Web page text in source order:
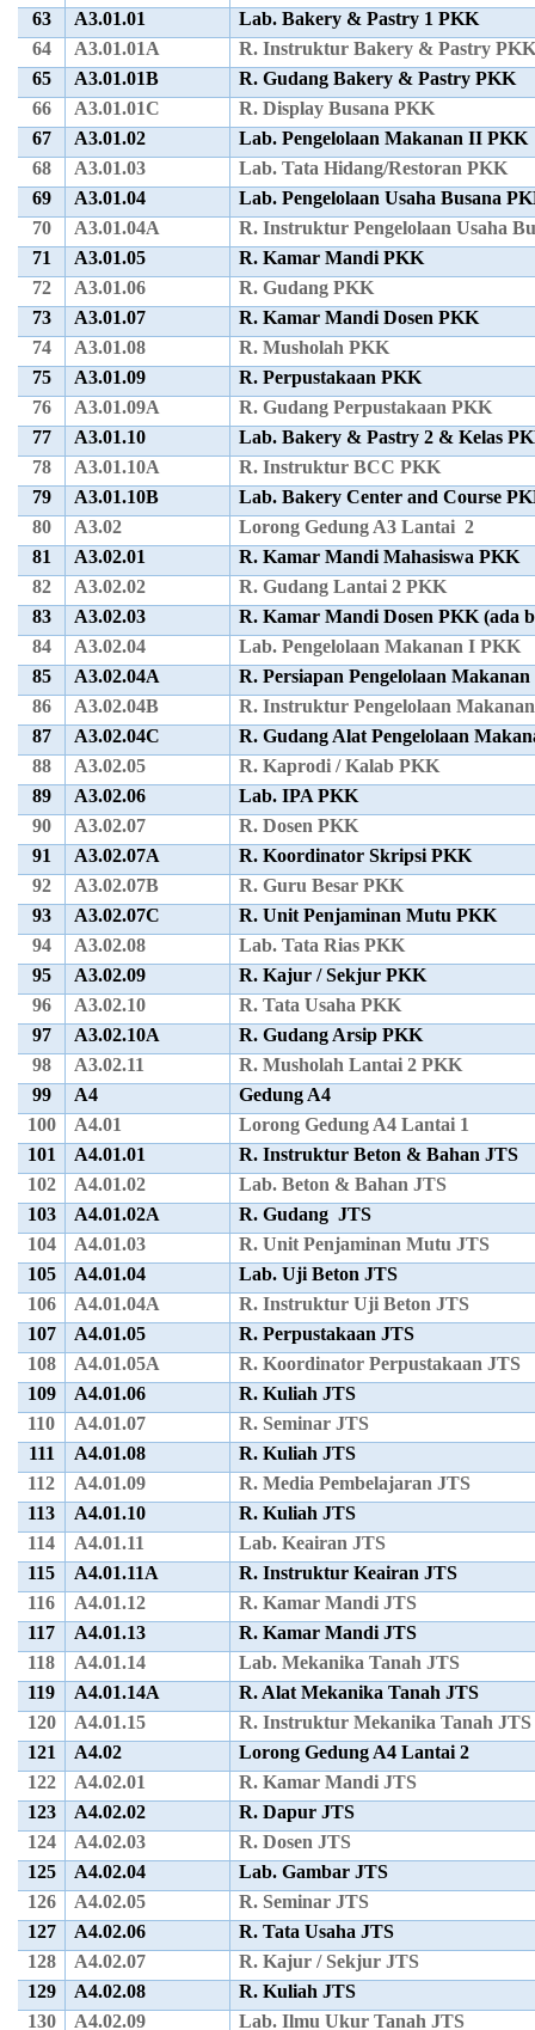
63
A3.01.01
Lab. Bakery & Pastry 1 PKK
64
A3.01.01A
R. Instruktur Bakery & Pastry
65
A3.01.01B
R. Gudang Bakery & Pastry PKK
66
A3.01.01C
R. Display Busana PKK
67
A3.01.02
Lab. Pengelolaan Makanan II PKK
68
A3.01.03
Lab. Tata Hidang/Restoran PKK
69
A3.01.04
Lab. Pengelolaan Usaha Busana
70
A3.01.04A
R. Instruktur Pengelolaan Usaha
71
A3.01.05
R. Kamar Mandi PKK
72
A3.01.06
R. Gudang PKK
73
A3.01.07
R. Kamar Mandi Dosen PKK
74
A3.01.08
R. Musholah PKK
75
A3.01.09
R. Perpustakaan PKK
76
A3.01.09A
R. Gudang Perpustakaan PKK
77
A3.01.10
Lab. Bakery & Pastry 2 & Kelas
78
A3.01.10A
R. Instruktur BCC PKK
79
A3.01.10B
Lab. Bakery Center and Course
80
A3.02
Lorong Gedung A3 Lantai 2
81
A3.02.01
R. Kamar Mandi Mahasiswa PKK
82
A3.02.02
R. Gudang Lantai 2 PKK
83
A3.02.03
R. Kamar Mandi Dosen PKK (ada
84
A3.02.04
Lab. Pengelolaan Makanan I PKK
85
A3.02.04A
R. Persiapan Pengelolaan
86
A3.02.04B
R. Instruktur Pengelolaan
87
A3.02.04C
R. Gudang Alat Pengelolaan
88
A3.02.05
R. Kaprodi / Kalab PKK
89
A3.02.06
Lab. IPA PKK
90
A3.02.07
R. Dosen PKK
91
A3.02.07A
R. Koordinator Skripsi PKK
92
A3.02.07B
R. Guru Besar PKK
93
A3.02.07C
R. Unit Penjaminan Mutu PKK
94
A3.02.08
Lab. Tata Rias PKK
95
A3.02.09
R. Kajur / Sekjur PKK
96
A3.02.10
R. Tata Usaha PKK
97
A3.02.10A
R. Gudang Arsip PKK
98
A3.02.11
R. Musholah Lantai 2 PKK
99
A4
Gedung A4
100
A4.01
Lorong Gedung A4 Lantai 1
101
A4.01.01
R. Instruktur Beton & Bahan JTS
102
A4.01.02
Lab. Beton & Bahan JTS
103
A4.01.02A
R. Gudang JTS
104
A4.01.03
R. Unit Penjaminan Mutu JTS
105
A4.01.04
Lab. Uji Beton JTS
106
A4.01.04A
R. Instruktur Uji Beton JTS
107
A4.01.05
R. Perpustakaan JTS
108
A4.01.05A
R. Koordinator Perpustakaan JTS
109
A4.01.06
R. Kuliah JTS
110
A4.01.07
R. Seminar JTS
111
A4.01.08
R. Kuliah JTS
112
A4.01.09
R. Media Pembelajaran JTS
113
A4.01.10
R. Kuliah JTS
114
A4.01.11
Lab. Keairan JTS
115
A4.01.11A
R. Instruktur Keairan JTS
116
A4.01.12
R. Kamar Mandi JTS
117
A4.01.13
R. Kamar Mandi JTS
118
A4.01.14
Lab. Mekanika Tanah JTS
119
A4.01.14A
R. Alat Mekanika Tanah JTS
120
A4.01.15
R. Instruktur Mekanika Tanah JTS
121
A4.02
Lorong Gedung A4 Lantai 2
122
A4.02.01
R. Kamar Mandi JTS
123
A4.02.02
R. Dapur JTS
124
A4.02.03
R. Dosen JTS
125
A4.02.04
Lab. Gambar JTS
126
A4.02.05
R. Seminar JTS
127
A4.02.06
R. Tata Usaha JTS
128
A4.02.07
R. Kajur / Sekjur JTS
129
A4.02.08
R. Kuliah JTS
130
A4.02.09 Lab. Ilmu Ukur Tanah JTS